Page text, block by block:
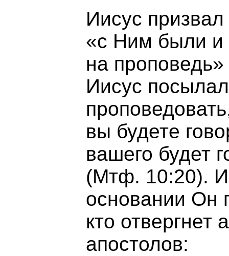
Иисус
«с Ним были и
на
Иисус
вы будете
вашего будет
(Мтф. 10:20).
основании Он
кто отвергнет
апостолов: